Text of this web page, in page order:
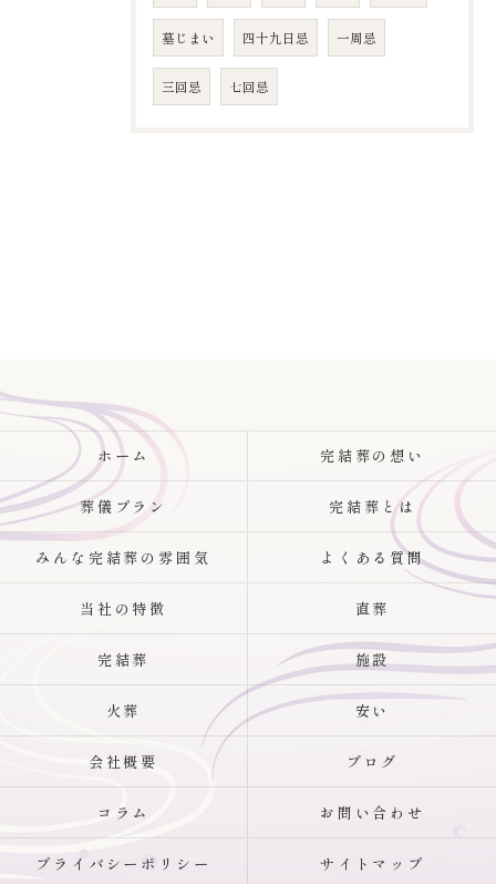
墓じまい 四十九日忌 ​一周忌
​三回忌 七回忌
ホーム 完結葬の想い
葬儀プラン 完結葬とは
みんな完結葬の雰囲気 よくある質問
当社の特徴 直葬
完結葬 施設
火葬 安い
会社概要 ブログ
コラム お問い合わせ
プライバシーポリシー サイトマップ